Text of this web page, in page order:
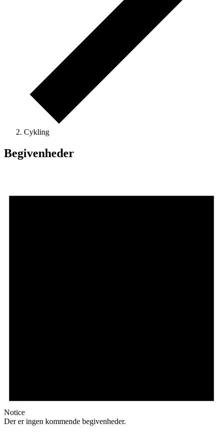
Cykling
Begivenheder
Notice
Der er ingen kommende begivenheder.